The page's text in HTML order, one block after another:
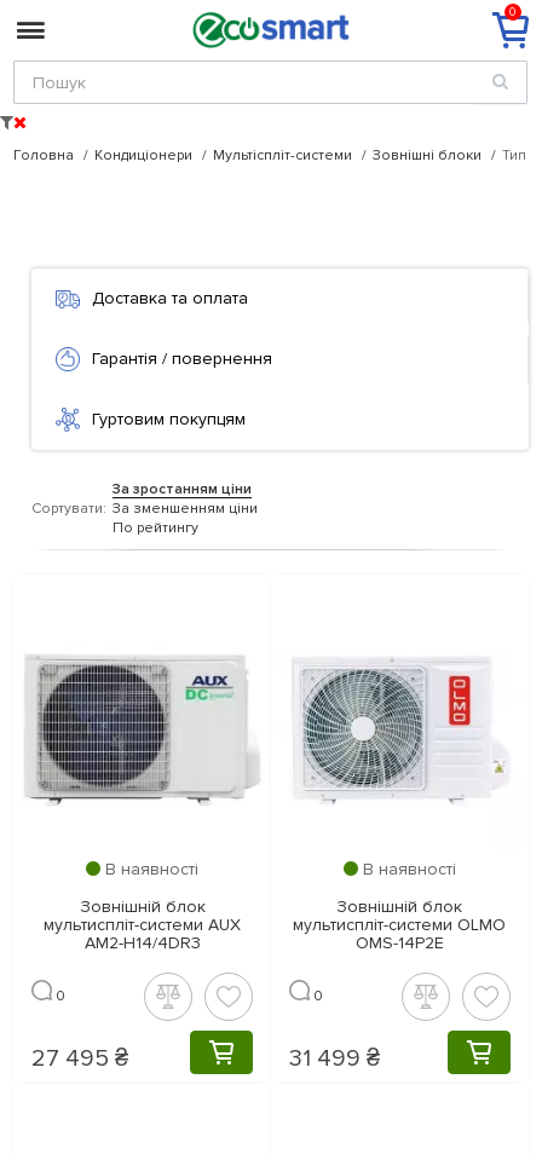
0
Головна Кондиціонери Мультіспліт-системи Зовнішні блоки Тип
Доставка та оплата
Гарантія / повернення
Гуртовим покупцям
Сортувати:
За зростанням ціни
За зменшенням ціни
По рейтингу
В наявності
Зовнішній блок
мультиспліт-системи AUX
AM2-H14/4DR3
0
27 495 ₴
В наявності
Зовнішній блок
мультиспліт-системи OLMO
OMS-14P2E
0
31 499 ₴